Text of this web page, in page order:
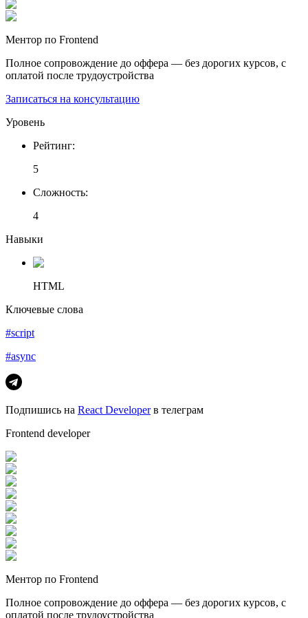
Ментор по Frontend
Полное сопровождение до оффера — без дорогих курсов, с
оплатой после трудоустройства
Записаться на консультацию
Уровень
Рейтинг:
5
Сложность:
4
Навыки
HTML
Ключевые слова
#script
#async
Подпишись на React Developerв телеграм
Frontend developer
Ментор по Frontend
Полное сопровождение до оффера — без дорогих курсов, с
оплатой после трудоустройства